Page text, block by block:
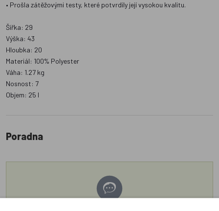
• Prošla zátěžovými testy, které potvrdily její vysokou kvalitu.
Šířka: 29
Výška: 43
Hloubka: 20
Materiál: 100% Polyester
Váha: 1.27 kg
Nosnost: 7
Objem: 25 l
Poradna